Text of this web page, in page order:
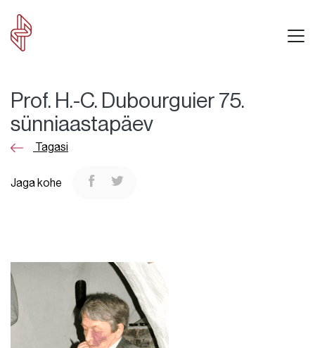
Prof. H.-C. Dubourguier 75.
sünniaastapäev
Tagasi
Jaga kohe